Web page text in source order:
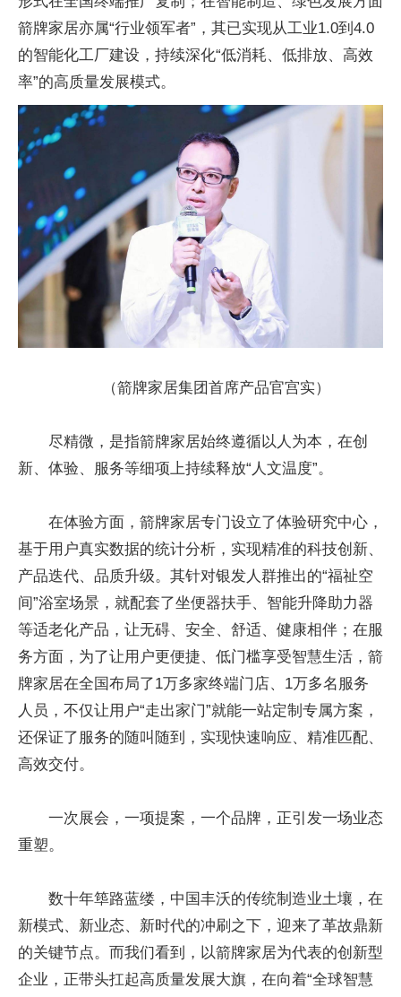
箭牌家居亦属“行业领军者”，其已实现从工业1.0到4.0
的智能化工厂建设，持续深化“低消耗、低排放、高效
率”的高质量发展模式。
（箭牌家居集团首席产品官宫实）
尽精微，是指箭牌家居始终遵循以人为本，在创
新、体验、服务等细项上持续释放“人文温度”。
在体验方面，箭牌家居专门设立了体验研究中心，
基于用户真实数据的统计分析，实现精准的科技创新、
产品迭代、品质升级。其针对银发人群推出的“福祉空
间”浴室场景，就配套了坐便器扶手、智能升降助力器
等适老化产品，让无碍、安全、舒适、健康相伴；在服
务方面，为了让用户更便捷、 低门槛享受智慧生活，箭
牌家居在全国布局了1万多家终端门店、1万多名服务
人员，不仅让用户“走出家门”就能一站定制专属方案，
还保证了服务的随叫随到，实现快速响应、精准匹配、
高效交付。
一次展会，一项提案，一个品牌，正引发一场业态
重塑。
数十年筚路蓝缕，中国丰沃的传统制造业土壤，在
新模式、新业态、 新时代的冲刷之下，迎来了革故鼎新
的关键节点。而我们看到，以箭牌家居为代表的创新型
企业，正带头扛起高质量发展大旗，在向着“全球智慧